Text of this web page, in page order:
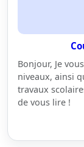
Bonjour, Je
niveaux, ainsi
travaux
de vous lire !